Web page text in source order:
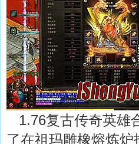
1.76复古传奇英雄
了在祖玛雕橡熔炼